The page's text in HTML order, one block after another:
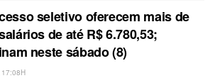
seletivo oferecem mais de
de até R$ 6.780,53;
neste sábado (8)